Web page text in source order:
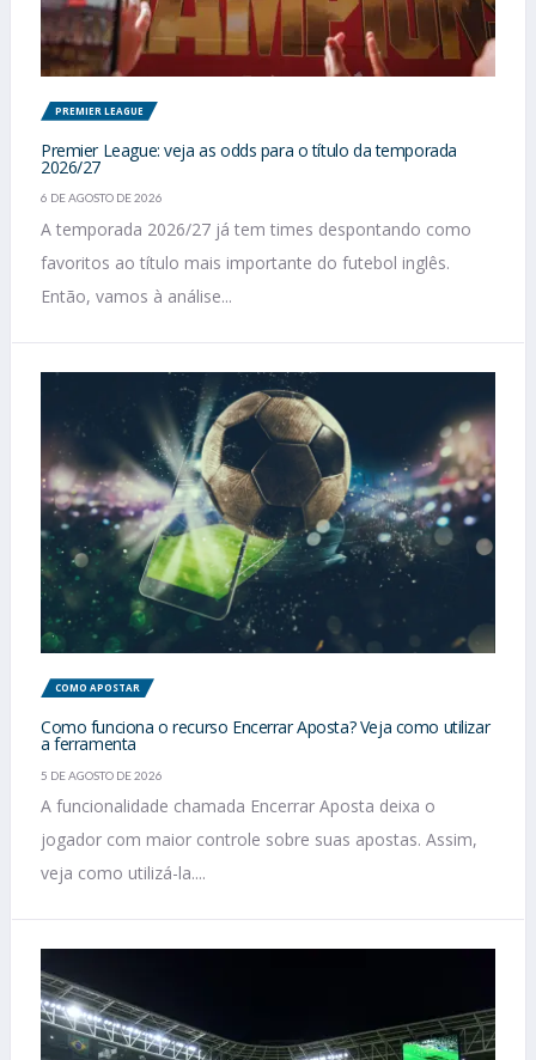
PREMIER LEAGUE
Premier League: veja as odds para o título da temporada
2026/27
6 DE AGOSTO DE 2026
A temporada 2026/27 já tem times despontando como
favoritos ao título mais importante do futebol inglês.
Então, vamos à análise...
COMO APOSTAR
Como funciona o recurso Encerrar Aposta? Veja como utilizar
a ferramenta
5 DE AGOSTO DE 2026
A funcionalidade chamada Encerrar Aposta deixa o
jogador com maior controle sobre suas apostas. Assim,
veja como utilizá-la....